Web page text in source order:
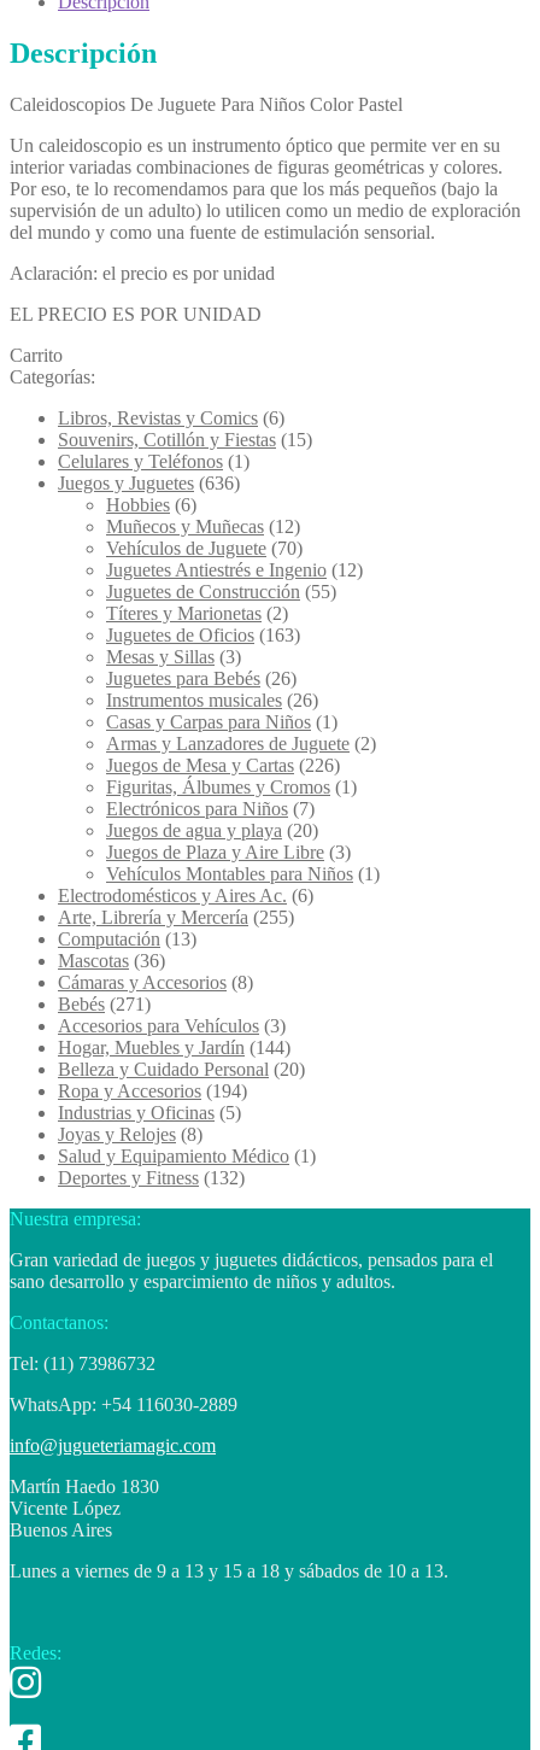
Descripción
Caleidoscopios De Juguete Para Niños Color Pastel
Un caleidoscopio es un instrumento óptico que permite ver en su
interior variadas combinaciones de figuras geométricas y colores.
Por eso, te lo recomendamos para que los más pequeños (bajo la
supervisión de un adulto) lo utilicen como un medio de exploración
del mundo y como una fuente de estimulación sensorial.
Aclaración: el precio es por unidad
EL PRECIO ES POR UNIDAD
Carrito
Categorías:
Libros, Revistas y Comics (6)
Souvenirs, Cotillón y Fiestas (15)
Celulares y Teléfonos (1)
Juegos y Juguetes (636)
Hobbies (6)
Muñecos y Muñecas (12)
Vehículos de Juguete (70)
Juguetes Antiestrés e Ingenio (12)
Juguetes de Construcción (55)
Títeres y Marionetas (2)
Juguetes de Oficios (163)
Mesas y Sillas (3)
Juguetes para Bebés (26)
Instrumentos musicales (26)
Casas y Carpas para Niños (1)
Armas y Lanzadores de Juguete (2)
Juegos de Mesa y Cartas (226)
Figuritas, Álbumes y Cromos (1)
Electrónicos para Niños (7)
Juegos de agua y playa (20)
Juegos de Plaza y Aire Libre (3)
Vehículos Montables para Niños (1)
Electrodomésticos y Aires Ac. (6)
Arte, Librería y Mercería (255)
Computación (13)
Mascotas (36)
Cámaras y Accesorios (8)
Bebés (271)
Accesorios para Vehículos (3)
Hogar, Muebles y Jardín (144)
Belleza y Cuidado Personal (20)
Ropa y Accesorios (194)
Industrias y Oficinas (5)
Joyas y Relojes (8)
Salud y Equipamiento Médico (1)
Deportes y Fitness (132)
Nuestra empresa:
Gran variedad de juegos y juguetes didácticos, pensados para el
sano desarrollo y esparcimiento de niños y adultos.
Contactanos:
Tel: (11) 73986732
WhatsApp: +54 116030-2889
info@jugueteriamagic.com
Martín Haedo 1830
Vicente López
Buenos Aires
Lunes a viernes de 9 a 13 y 15 a 18 y sábados de 10 a 13.
Redes: